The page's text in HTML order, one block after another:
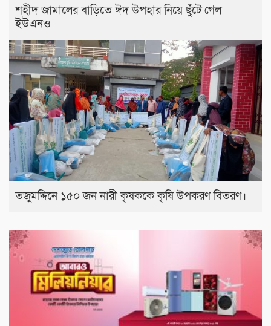
শহীদ জামালের বাড়িতে ঈদ উপহার নিয়ে ছুঁটে গেল
ইউএনও
তজুমদ্দিনে ১৫০ জন নারী কৃষককে কৃষি উপকরণ বিতরণ।